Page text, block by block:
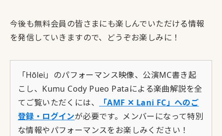
今後も無料会員の皆さまにも楽しんでいただける情報
を発信していきますので、どうぞお楽しみに！
「Hōlei 」のパフォーマンス映像、公演MC書き起
こし、Kumu Cody Pueo Pataによる楽曲解説を全
てご覧いただくには、
「AMF ✕ Lani FC」へのご
登録・ログインが必要です。メンバーになって特別
な情報やパフォーマンスをお楽しみください！